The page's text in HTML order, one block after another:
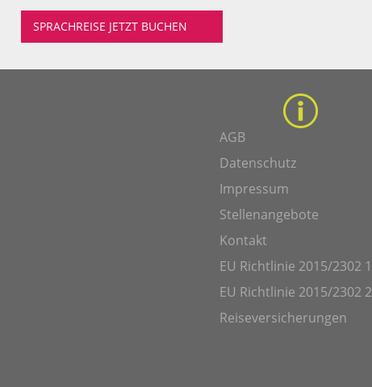
SPRACHREISE JETZT BUCHEN
AGB
Datenschutz
Impressum
Stellenangebote
Kontakt
EU Richtlinie 2015/2302 1
EU Richtlinie 2015/2302 2
Reiseversicherungen